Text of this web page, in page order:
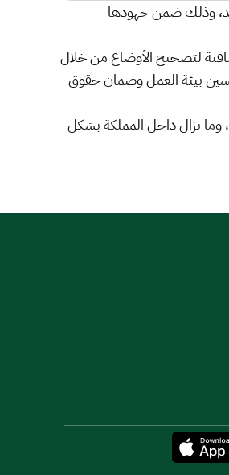
وذلك ضمن جهودها
العمل فرصة إضافية لتصحيح الأوضاع من خلال
بيئة العمل وضمان حقوق
تزال داخل المملكة بشكل